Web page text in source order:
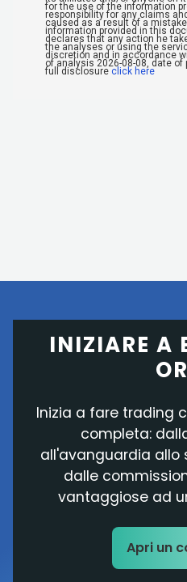
INIZIARE A
Inizia a fare trading
completa:
all'avanguardia allo
dalle
vantaggiose ad
Apri un